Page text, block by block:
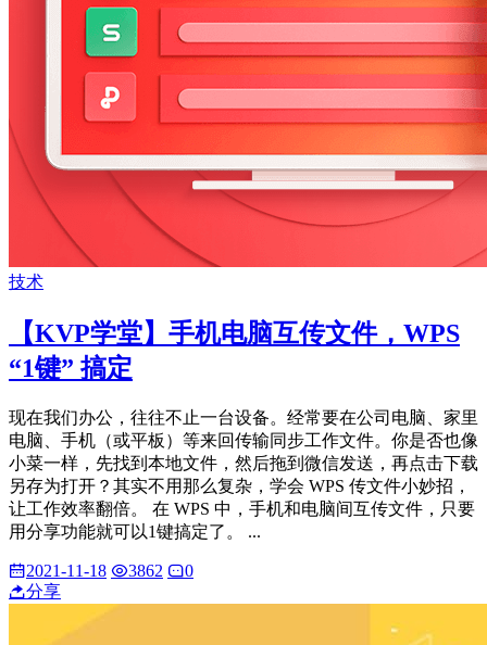
技术
【KVP学堂】手机电脑互传文件，WPS
“1键” 搞定
现在我们办公，往往不止一台设备。经常要在公司电脑、家里
电脑、手机（或平板）等来回传输同步工作文件。你是否也像
小菜一样，先找到本地文件，然后拖到微信发送，再点击下载
另存为打开？其实不用那么复杂，学会 WPS 传文件小妙招，
让工作效率翻倍。 在 WPS 中，手机和电脑间互传文件，只要
用分享功能就可以1键搞定了。 ...
2021-11-18 3862
0
分享